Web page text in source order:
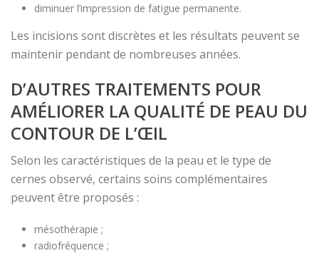
diminuer l’impression de fatigue permanente.
Les incisions sont discrètes et les résultats peuvent se
maintenir pendant de nombreuses années.
D’AUTRES TRAITEMENTS POUR
AMÉLIORER LA QUALITÉ DE PEAU DU
CONTOUR DE L’ŒIL
Selon les caractéristiques de la peau et le type de
cernes observé, certains soins complémentaires
peuvent être proposés :
mésothérapie ;
radiofréquence ;